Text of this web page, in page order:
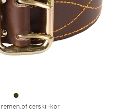
remen.oficerskii-kor